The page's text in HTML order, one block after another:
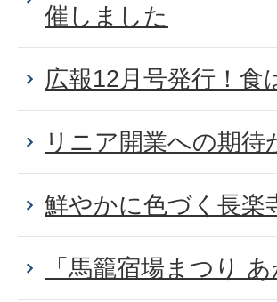
催しました
広報12月号発行！食
リニア開業への期待
鮮やかに色づく長楽
「馬籠宿場まつり